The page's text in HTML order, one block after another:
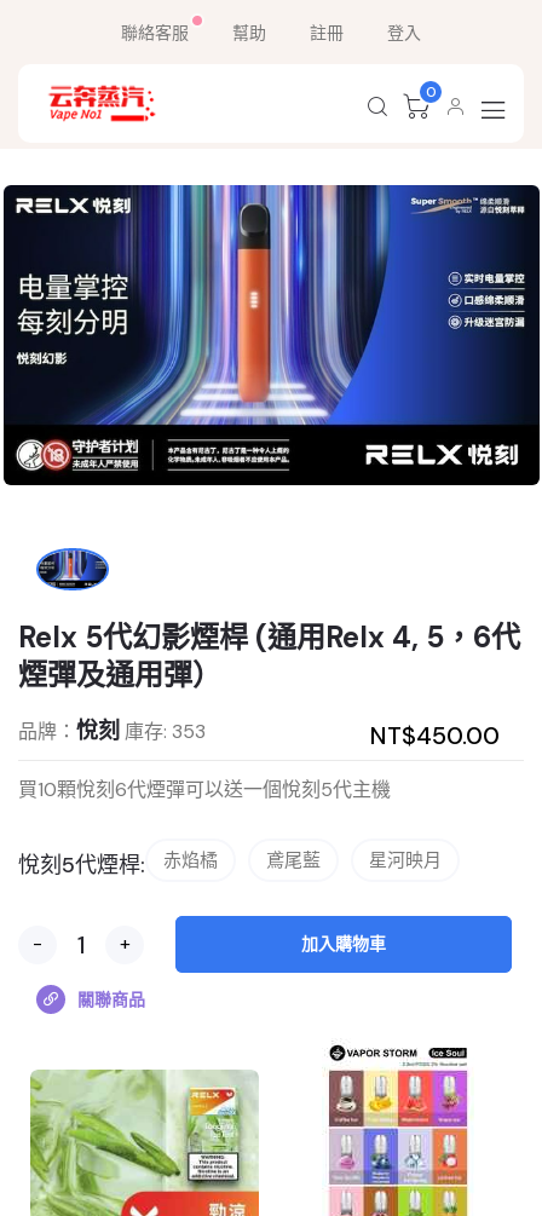
聯絡客服 幫助 註冊 登入
0
Relx 5代幻影煙桿 (通用Relx 4, 5，6代
煙彈及通用彈）
品牌： 悅刻 NT$450.00
庫存: 353
買10顆悅刻6代煙彈可以送一個悅刻5代主機
悅刻5代煙桿: 赤焰橘 鳶尾藍 星河映月
- + 加入購物車
關聯商品